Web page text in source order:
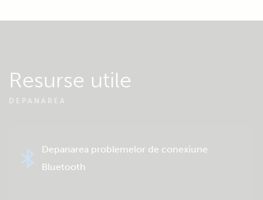
Resurse utile
DEPANAREA
Depanarea problemelor de conexiune
Bluetooth